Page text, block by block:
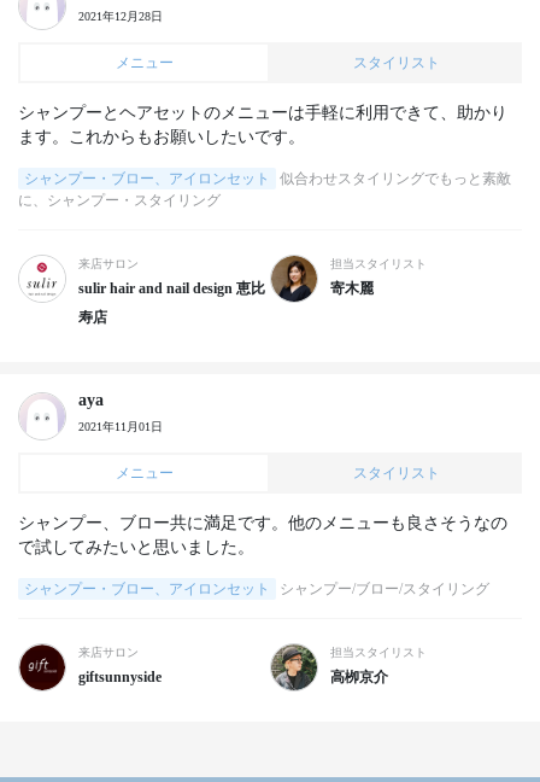
2021年12月28日
メニュー スタイリスト
シャンプーとヘアセットのメニューは手軽に利用できて、助かり
ます。これからもお願いしたいです。
シャンプー・ブロー、アイロンセット
似合わせスタイリングでもっと素敵
に、シャンプー・スタイリング
来店サロン
sulir hair and nail design 恵比
寿店
担当スタイリスト
寄木麗
aya
2021年11月01日
メニュー スタイリスト
シャンプー、ブロー共に満足です。他のメニューも良さそうなの
で試してみたいと思いました。
シャンプー・ブロー、アイロンセット シャンプー/ブロー/スタイリング
来店サロン
giftsunnyside
担当スタイリスト
高栁京介